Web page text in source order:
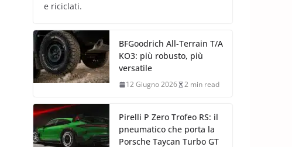
e riciclati.
BFGoodrich All-Terrain T/A
KO3: più robusto, più
versatile
12 Giugno 2026 2 min read
Pirelli P Zero Trofeo RS: il
pneumatico che porta la
Porsche Taycan Turbo GT